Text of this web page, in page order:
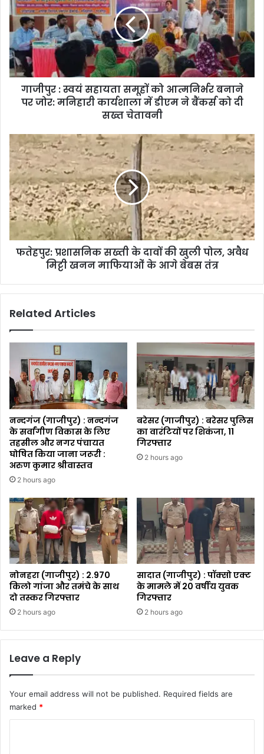
गाजीपुर : स्वयं सहायता समूहों को आत्मनिर्भर बनाने
पर जोर: मनिहारी कार्यशाला में डीएम ने बैंकर्स को दी
सख्त चेतावनी
फतेहपुर: प्रशासनिक सख्ती के दावों की खुली पोल, अवैध
मिट्टी खनन माफियाओं के आगे बेबस तंत्र
Related Articles
नन्दगंज (गाजीपुर) : नन्दगंज
के सर्वांगीण विकास के लिए
तहसील और नगर पंचायत
घोषित किया जाना जरूरी :
अरुण कुमार श्रीवास्तव
2 hours ago
बरेसर (गाजीपुर) : बरेसर पुलिस
का वारंटियों पर शिकंजा, 11
गिरफ्तार
2 hours ago
नोनहरा (गाजीपुर) : 2.970
किलो गांजा और तमंचे के साथ
दो तस्कर गिरफ्तार
2 hours ago
सादात (गाजीपुर) : पॉक्सो एक्ट
के मामले में 20 वर्षीय युवक
गिरफ्तार
2 hours ago
Leave a Reply
Your email address will not be published. Required fields are
marked *